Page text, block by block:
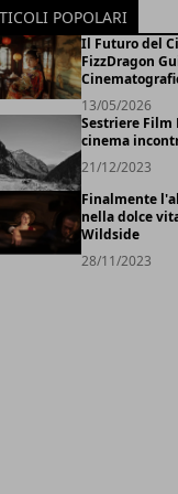
POPOLARI
Il Futuro del
FizzDragon
13/05/2026
Sestriere Film
cinema
21/12/2023
Finalmente
nella dolce
Wildside
28/11/2023